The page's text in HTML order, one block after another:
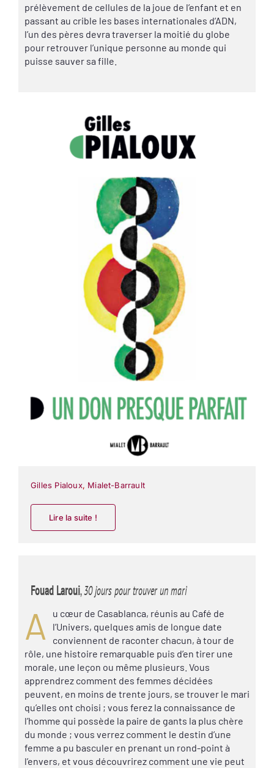
prélèvement de cellules de la joue de l’enfant et en
passant au crible les bases internationales d’ADN,
l’un des pères devra traverser la moitié du globe
pour retrouver l’unique personne au monde qui
puisse sauver sa fille.
Gilles Pialoux, Mialet-Barrault
Lire la suite !
Fouad Laroui,30 jours pour trouver un mari
A
u cœur de Casablanca, réunis au Café de
l’Univers, quelques amis de longue date
conviennent de raconter chacun, à tour de
rôle, une histoire remarquable puis d’en tirer une
morale, une leçon ou même plusieurs. Vous
apprendrez comment des femmes décidées
peuvent, en moins de trente jours, se trouver le mari
qu’elles ont choisi ; vous ferez la connaissance de
l’homme qui possède la paire de gants la plus chère
du monde ; vous verrez comment le destin d’une
femme a pu basculer en prenant un rond-point à
l’envers, et vous découvrirez comment une vie peut